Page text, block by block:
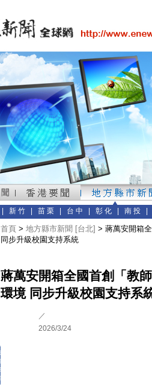
新竹 苗栗 台中 彰化 南投
首頁 > 地方縣市新聞 [台北] > 蔣萬安開箱
同步升級校園支持系統
蔣萬安開箱全國首創「教
環境 同步升級校園支持系
／
2026/3/24